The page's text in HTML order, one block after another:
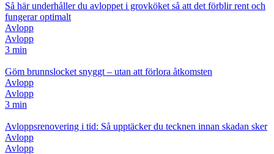
Så här underhåller du avloppet i grovköket så att det förblir rent och
fungerar optimalt
Avlopp
Avlopp
3 min
Göm brunnslocket snyggt – utan att förlora åtkomsten
Avlopp
Avlopp
3 min
Avloppsrenovering i tid: Så upptäcker du tecknen innan skadan sker
Avlopp
Avlopp